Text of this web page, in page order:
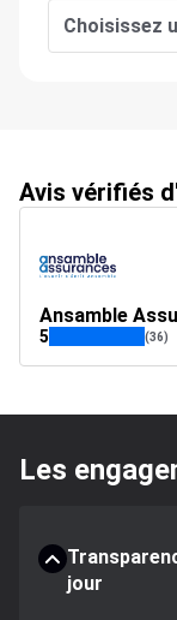
Choisissez
Avis vérifiés
5 (36)
Les
jour